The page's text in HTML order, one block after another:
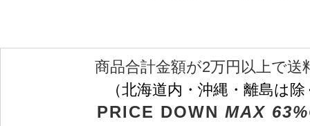
商品合計金額が2万円以上で送
（北海道内・沖縄・離島は
PRICE DOWN MAX